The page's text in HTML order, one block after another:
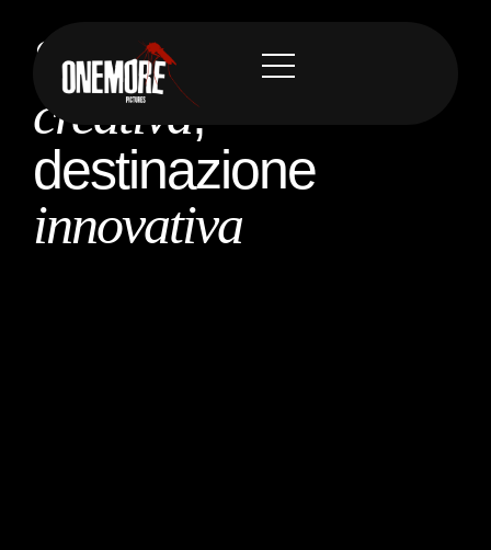
Sorgente
creativa,
destinazione
innovativa